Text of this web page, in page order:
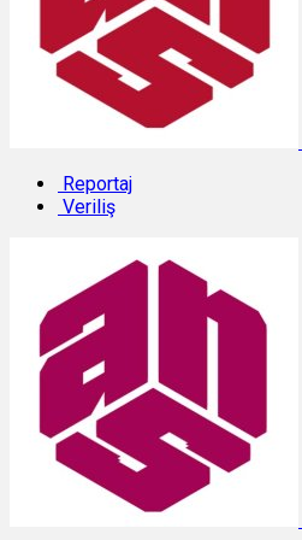
Reportaj
Veriliş